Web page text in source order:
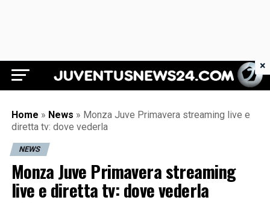
Juventus News 24
Home » News » Monza Juve Primavera streaming live e
diretta tv: dove vederla
NEWS
Monza Juve Primavera streaming
live e diretta tv: dove vederla
×